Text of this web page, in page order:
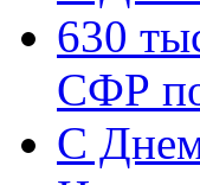
630
СФР по
C